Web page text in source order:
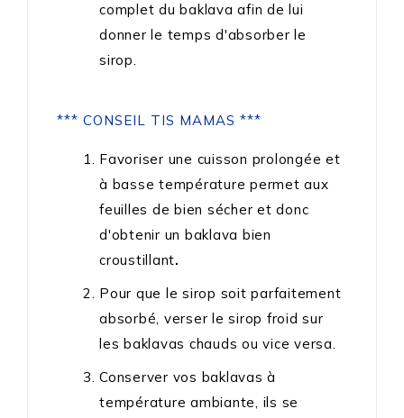
complet du baklava afin de lui
donner le temps d'absorber le
sirop.
*** CONSEIL TIS MAMAS ***
Favoriser une cuisson prolongée et
à basse température permet aux
feuilles de bien sécher et donc
d'obtenir un baklava bien
croustillant.
Pour que le sirop soit parfaitement
absorbé, verser le sirop froid sur
les baklavas chauds ou vice versa.
Conserver vos baklavas à
température ambiante, ils se